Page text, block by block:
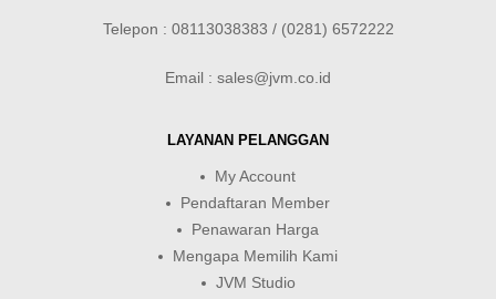
Telepon : 08113038383 / (0281) 6572222
Email : sales@jvm.co.id
LAYANAN PELANGGAN
My Account
Pendaftaran Member
Penawaran Harga
Mengapa Memilih Kami
JVM Studio